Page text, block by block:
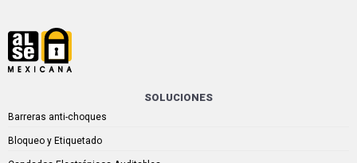
SOLUCIONES
Barreras anti-choques
Bloqueo y Etiquetado